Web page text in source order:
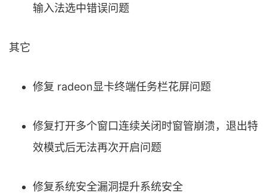
输入法选中错误问题
其它
修复 radeon显卡终端任务栏花屏问题
修复打开多个窗口连续关闭时窗管崩溃，退出特
效模式后无法再次开启问题
修复系统安全漏洞提升系统安全